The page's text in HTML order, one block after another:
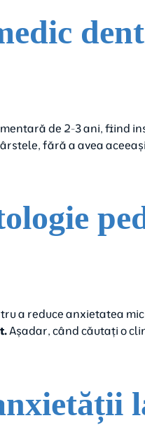
de 2-3 ani, fiind
fără a avea
a reduce anxietatea
Așadar, când căutați o